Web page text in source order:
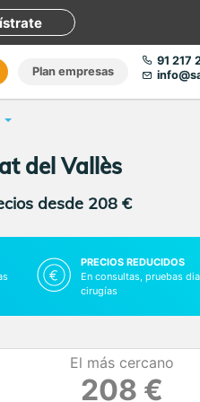
Plan empresas
91 217
del Vallès
desde 208 €
PRECIOS REDUCIDOS
En consultas, pruebas
cirugías
El más cercano
208 €